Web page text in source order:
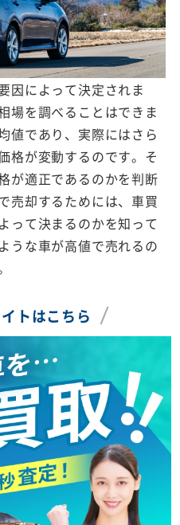
因によって決定されま
場を調べることはできま
値であり、実際にはさら
格が変動するのです。そ
が適正であるのかを判断
売却するためには、車買
って決まるのかを知って
うな車が高値で売れるの
トはこちら